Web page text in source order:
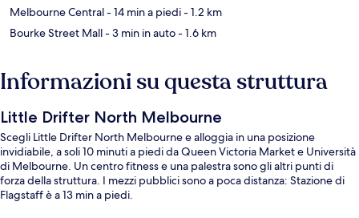
Melbourne Central- 14 min a piedi- 1.2 km
Bourke Street Mall- 3 min in auto- 1.6 km
Informazioni su questa struttura
Little Drifter North Melbourne
Scegli Little Drifter North Melbourne e alloggia in una posizione
invidiabile, a soli 10 minuti a piedi da Queen Victoria Market e Università
di Melbourne. Un centro fitness e una palestra sono gli altri punti di
forza della struttura. I mezzi pubblici sono a poca distanza: Stazione di
Flagstaff è a 13 min a piedi.